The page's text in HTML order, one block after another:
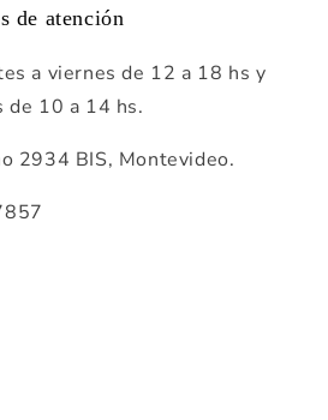
de atención
a viernes de 12 a 18 hs y
de 10 a 14 hs.
2934 BIS, Montevideo.